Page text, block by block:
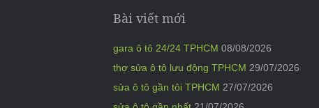
Bài viết mới
gara ô tô 24/24 TPHCM 08/08/2026
thợ sửa ô tô lưu động TPHCM 29/07/2026
sửa ô tô gần tôi TPHCM 27/07/2026